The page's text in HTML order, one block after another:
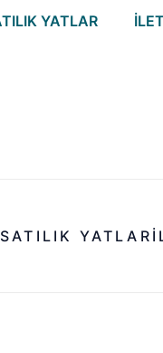
YATLAR
SATILIK YATLAR